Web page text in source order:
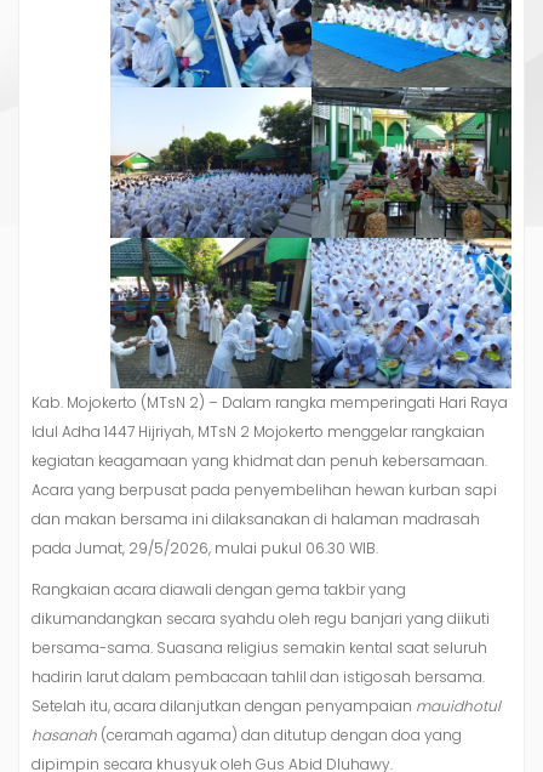
Kab. Mojokerto (MTsN 2) – Dalam rangka memperingati Hari Raya
Idul Adha 1447 Hijriyah, MTsN 2 Mojokerto menggelar rangkaian
kegiatan keagamaan yang khidmat dan penuh kebersamaan.
Acara yang berpusat pada penyembelihan hewan kurban sapi
dan makan bersama ini dilaksanakan di halaman madrasah
pada Jumat, 29/5/2026, mulai pukul 06.30 WIB.
Rangkaian acara diawali dengan gema takbir yang
dikumandangkan secara syahdu oleh regu banjari yang diikuti
bersama-sama. Suasana religius semakin kental saat seluruh
hadirin larut dalam pembacaan tahlil dan istigosah bersama.
Setelah itu, acara dilanjutkan dengan penyampaian mauidhotul
hasanah (ceramah agama) dan ditutup dengan doa yang
dipimpin secara khusyuk oleh Gus Abid Dluhawy.